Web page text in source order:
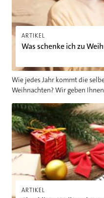
ARTIKEL
Was schenke ich zu
Wie jedes Jahr kommt die
Weihnachten? Wir geben
ARTIKEL
Checkliste Weihnachten: